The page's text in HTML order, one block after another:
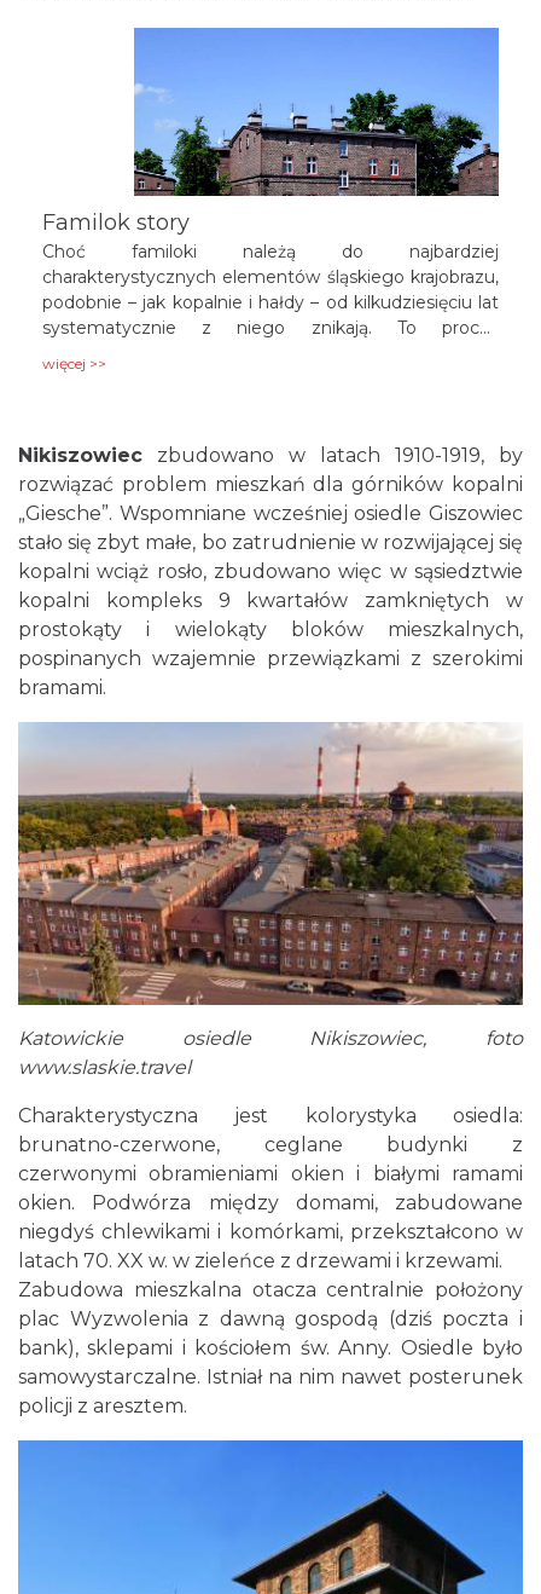
Familok story
Choć familoki należą do najbardziej
charakterystycznych elementów śląskiego krajobrazu,
podobnie – jak kopalnie i hałdy – od kilkudziesięciu lat
systematycznie z niego znikają. To proces
niedługo w miejsce prawdziwych familoków
Sówki, Jacka Rykały i Romana Nowotarskiego czy w
regionalnej literaturze, jak choćby w „Cholonku”
Janoscha. Zanim znikną na zawsze, przyjrzyjmy się
architektonicznemu (ale i socjologicznemu) zjawisku
pod nazwą familok.
więcej >>
Nikiszowiec
zbudowano w latach 1910-1919, by
rozwiązać problem mieszkań dla górników kopalni
„Giesche”. Wspomniane wcześniej osiedle Giszowiec
stało się zbyt małe, bo zatrudnienie w rozwijającej się
kopalni wciąż rosło, zbudowano więc w sąsiedztwie
kopalni kompleks 9 kwartałów zamkniętych w
prostokąty i wielokąty bloków mieszkalnych,
pospinanych wzajemnie przewiązkami z szerokimi
bramami.
Katowickie osiedle Nikiszowiec, foto
www.slaskie.travel
Charakterystyczna jest kolorystyka osiedla:
brunatno-czerwone, ceglane budynki z
czerwonymi obramieniami okien i białymi ramami
okien. Podwórza między domami, zabudowane
niegdyś chlewikami i komórkami, przekształcono w
latach 70. XX w. w zieleńce z drzewami i krzewami.
Zabudowa mieszkalna otacza centralnie położony
plac Wyzwolenia z dawną gospodą (dziś poczta i
bank), sklepami i kościołem św. Anny. Osiedle było
samowystarczalne. Istniał na nim nawet posterunek
policji z aresztem.